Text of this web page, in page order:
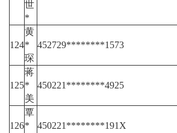
世
*
124
黄
*
琛
452729********1573
125
蒋
*
美
450221********4925
126
覃
*
450221********191X